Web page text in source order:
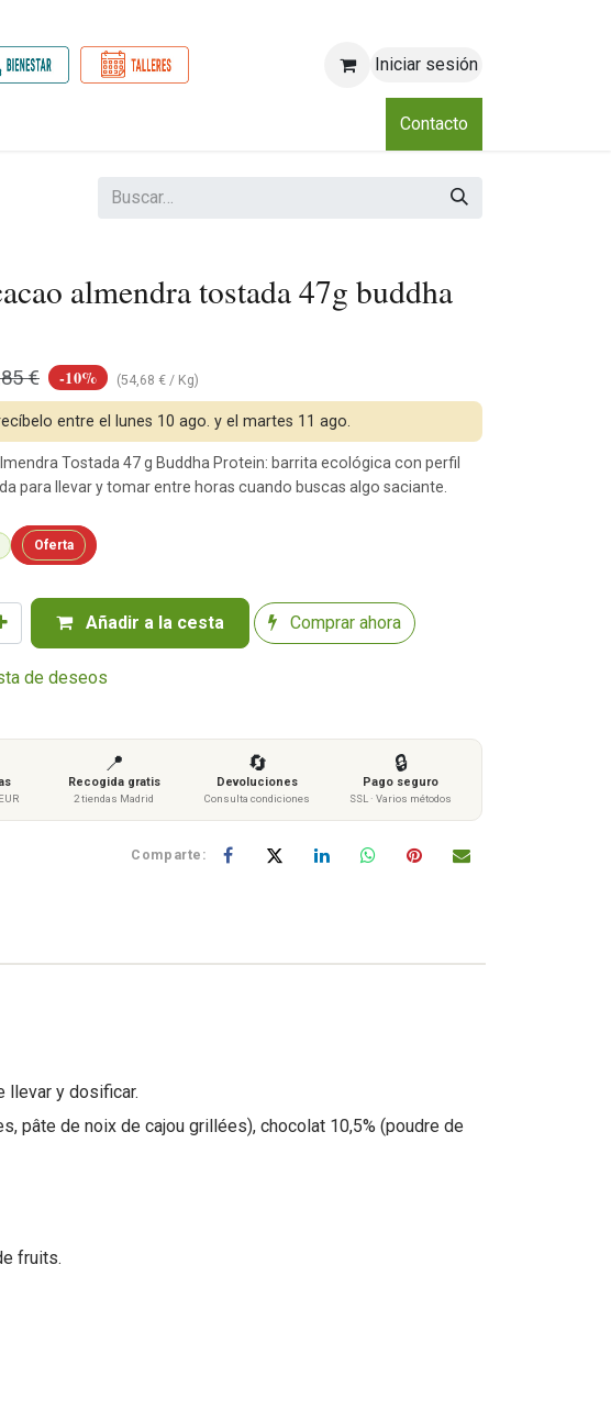
Iniciar sesión
Club
Contacto
almendra tostada 47g buddha
€ -10% (54,68 € / Kg)
Añadir a la cesta Comprar ahora
de deseos
entre el lunes 10 ago. y el martes 11 ago.
Tostada 47 g Buddha Protein: barrita ecológica con perfil
para llevar y tomar entre horas cuando buscas algo saciante.
Oferta
📍
Recogida gratis
2 tiendas Madrid
🔄
Devoluciones
Consulta condiciones
🔒
Pago seguro
SSL · Varios métodos
Comparte:
llevar y dosificar.
pâte de noix de cajou grillées), chocolat 10,5% (poudre de
fruits.